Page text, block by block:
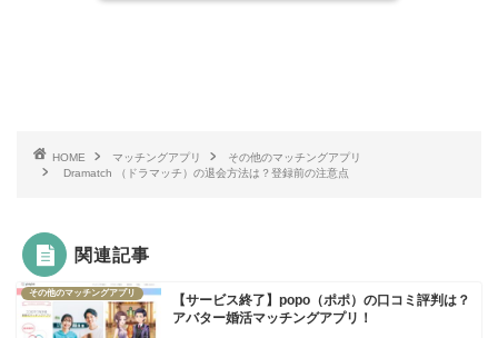
HOME マッチングアプリ
その他のマッチングアプリ
Dramatch （ドラマッチ）の退会方法は？登録前の注意点
関連記事
その他のマッチングアプリ
【サービス終了】popo（ポポ）の口コミ評判は？
アバター婚活マッチングアプリ！